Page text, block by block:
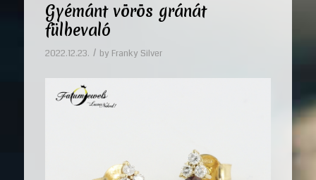
Gyémánt vörös gránát
fülbevaló
2022.12.23. / by Franky Silver